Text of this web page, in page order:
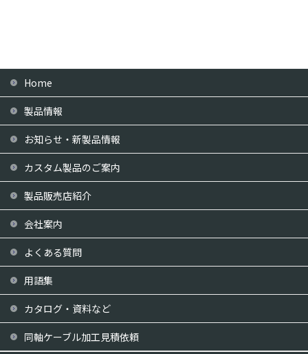
Home
製品情報
お知らせ・新製品情報
カスタム製品のご案内
製品販売店紹介
会社案内
よくある質問
用語集
カタログ・資料など
同軸ケーブル加工見積依頼